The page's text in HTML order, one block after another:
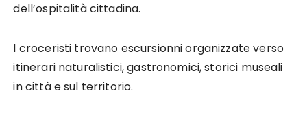
dell’ospitalità cittadina.
I croceristi trovano escursionni organizzate verso
itinerari naturalistici, gastronomici, storici museali
in città e sul territorio.